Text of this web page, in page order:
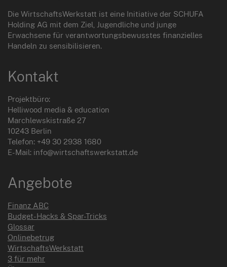
Die WirtschaftsWerkstatt ist eine Initiative der SCHUFA
Holding AG mit dem Ziel, Jugendliche und junge
Erwachsene für verantwortungsbewusstes finanzielles
Handeln zu sensibilisieren.
Kontakt
Projektbüro:
Helliwood media & education
Marchlewskistraße 27
10243 Berlin
Telefon: +49 30 2938 1680
E-Mail: info@wirtschaftswerkstatt.de
Angebote
Finanz ABC
Budget-Hacks & Spar-Tricks
Glossar
Onlinebetrug
WirtschaftsWerkstatt
3 für mehr